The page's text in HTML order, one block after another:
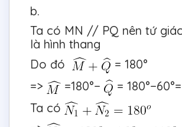
b.
Ta có MN // PQ nên tứ
là hình thang
Do đó
= 180°
=>
=180°−
=
Ta có